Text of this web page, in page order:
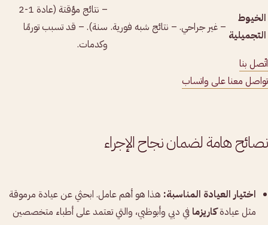
الخيوط
التجميلية
– غير جراحي. – نتائج شبه فورية.
– نتائج مؤقتة (عادة 1-2
سنة). – قد تسبب تورمًا
وكدمات.
اتّصل بنا
تواصل معنا على واتساب
نصائح هامة لضمان نجاح الإجراء
اختيار العيادة المناسبة: هذا هو أهم عامل. ابحثي عن عيادة مرموقة
مثل عيادةكاريزما في دبي وأبوظبي، والتي تعتمد على أطباء متخصصين